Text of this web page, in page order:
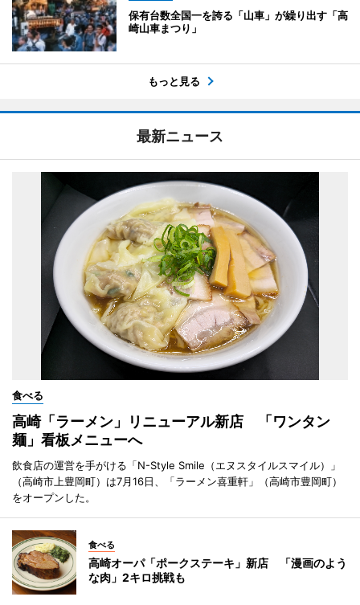
保有台数全国一を誇る「山車」が繰り出す「高
崎山車まつり」
もっと見る
最新ニュース
食べる
高崎「ラーメン」リニューアル新店 「ワンタン
麺」看板メニューへ
飲食店の運営を手がける「N-Style Smile（エヌスタイルスマイル）」
（高崎市上豊岡町）は7月16日、「ラーメン喜重軒」（高崎市豊岡町）
をオープンした。
食べる
高崎オーパ「ポークステーキ」新店 「漫画のよう
な肉」2キロ挑戦も